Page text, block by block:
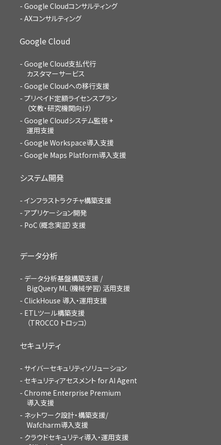
Google Cloudコンサルティング
AXコンサルティング
Google Cloud
Google Cloud支払代行
カスタマーサービス
Google Cloudへの移行支援
プリペイド定額ライセンスプラン
（文教・研究機関向け）
Google Cloudシステム監視 +
運用支援
Google Workspace導入支援
Google Maps Platform導入支援
システム開発
インフラストラクチャ構築支援
アプリケーション開発
PoC（概念実証）支援
データ分析
データ分析基盤構築支援 /
BigQuery ML（機械学習）活用支援
ClickHouse 導入・運用支援
ETLツール構築支援
（TROCCO トロッコ）
セキュリティ
サイバーセキュリティソリューション
セキュリティアセスメント for AI Agent
Chrome Enterprise Premium
導入支援
ネットワーク設計・構築支援/
Wafcharm導入支援
クラウドセキュリティ導入・運用支援